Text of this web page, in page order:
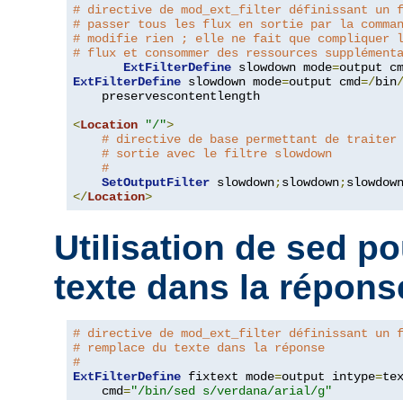
# directive de mod_ext_filter définissant
# passer tous les flux en sortie par la
# modifie rien ; elle ne fait que compliquer le
# flux et consommer des ressources
ExtFilterDefine slowdown mode=output
ExtFilterDefine slowdown mode=output cmd=/bin/
    preservescontentlength
<Location "/">
# directive de base permettant de
# sortie avec le filtre slowdown
#
SetOutputFilter slowdown;slowdown;
</Location>
Utilisation de sed
texte dans la
# directive de mod_ext_filter définissant
# remplace du texte dans la réponse
#
ExtFilterDefine fixtext mode=output intype=
    cmd
="/bin/sed s/verdana/arial/g"